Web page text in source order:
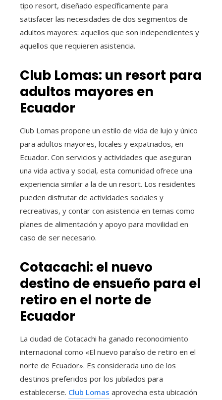
tipo resort, diseñado específicamente para
satisfacer las necesidades de dos segmentos de
adultos mayores: aquellos que son independientes y
aquellos que requieren asistencia.
Club Lomas: un resort para
adultos mayores en
Ecuador
Club Lomas propone un estilo de vida de lujo y único
para adultos mayores, locales y expatriados, en
Ecuador. Con servicios y actividades que aseguran
una vida activa y social, esta comunidad ofrece una
experiencia similar a la de un resort. Los residentes
pueden disfrutar de actividades sociales y
recreativas, y contar con asistencia en temas como
planes de alimentación y apoyo para movilidad en
caso de ser necesario.
Cotacachi: el nuevo
destino de ensueño para el
retiro en el norte de
Ecuador
La ciudad de Cotacachi ha ganado reconocimiento
internacional como «El nuevo paraíso de retiro en el
norte de Ecuador». Es considerada uno de los
destinos preferidos por los jubilados para
establecerse. Club Lomas aprovecha esta ubicación